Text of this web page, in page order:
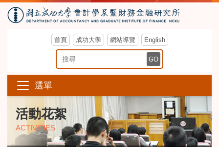
首頁 成功大學 網站導覽 English
搜尋關鍵字 GO
選單
活動花絮
ACTIVITIES